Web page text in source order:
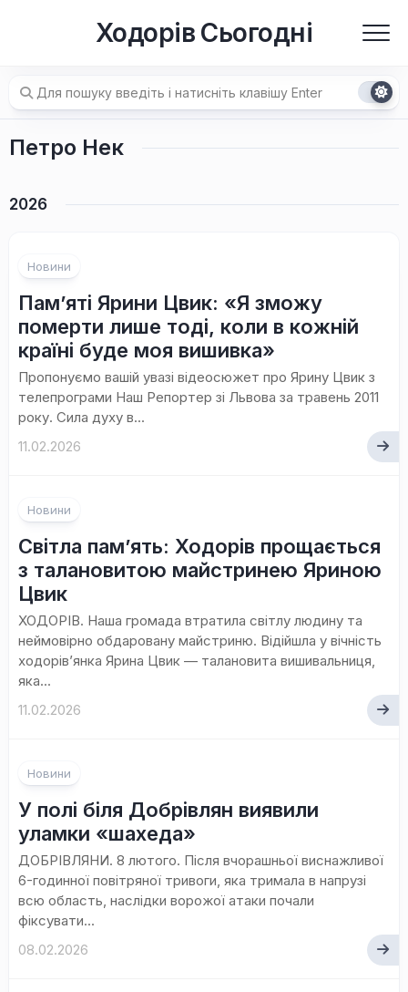
Ходорів Сьогодні
Петро Нек
2026
Новини
Пам’яті Ярини Цвик: «Я зможу
померти лише тоді, коли в кожній
країні буде моя вишивка»
Пропонуємо вашій увазі відеосюжет про Ярину Цвик з
телепрограми Наш Репортер зі Львова за травень 2011
року. Сила духу в...
11.02.2026
Новини
Світла пам’ять: Ходорів прощається
з талановитою майстринею Яриною
Цвик
ХОДОРІВ. Наша громада втратила світлу людину та
неймовірно обдаровану майстриню. Відійшла у вічність
ходорів’янка Ярина Цвик — талановита вишивальниця,
яка...
11.02.2026
Новини
У полі біля Добрівлян виявили
уламки «шахеда»
ДОБРІВЛЯНИ. 8 лютого. Після вчорашньої виснажливої
6-годинної повітряної тривоги, яка тримала в напрузі
всю область, наслідки ворожої атаки почали
фіксувати...
08.02.2026